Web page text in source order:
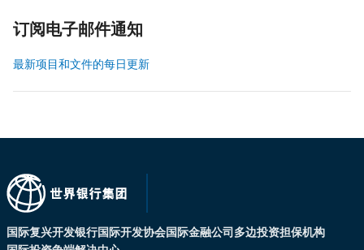
订阅电子邮件通知
最新项目和文件的每日更新
国际复兴开发银行国际开发协会国际金融公司多边投资担保机构